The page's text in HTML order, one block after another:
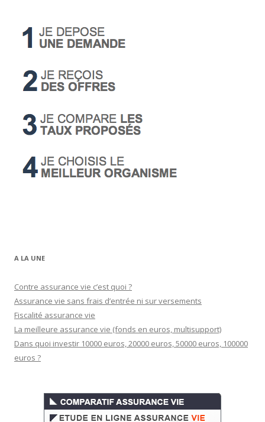
A LA UNE
Contre assurance vie c’est quoi ?
Assurance vie sans frais d’entrée ni sur versements
Fiscalité assurance vie
La meilleure assurance vie (fonds en euros, multisupport)
Dans quoi investir 10000 euros, 20000 euros, 50000 euros, 100000
euros ?